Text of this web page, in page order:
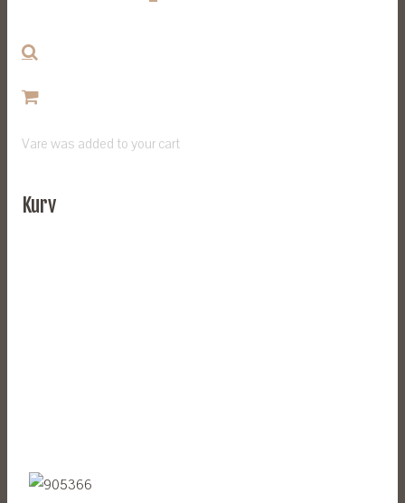
Vare was added to your cart
Kurv